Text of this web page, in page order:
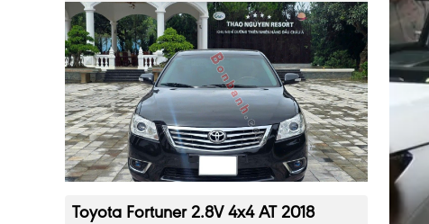
Toyota Fortuner 2.8V 4x4 AT 2018